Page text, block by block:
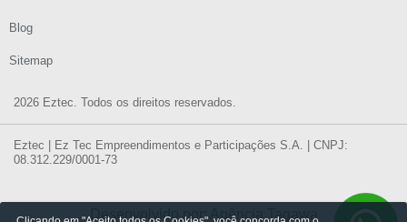
2026 Eztec. Todos os direitos reservados.
Blog
Sitemap
Eztec | Ez Tec Empreendimentos e Participações S.A. | CNPJ:
08.312.229/0001-73
Desenvolvido por: Agência Tagawa